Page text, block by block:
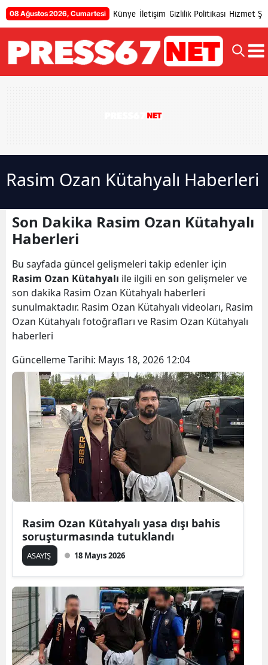
08 Ağustos 2026, Cumartesi Künye İletişim Gizlilik Politikası Hizmet
Rasim Ozan Kütahyalı Haberleri
Son Dakika Rasim Ozan Kütahyalı
Haberleri
Bu sayfada güncel gelişmeleri takip edenler için
Rasim Ozan Kütahyalı ile ilgili en son gelişmeler ve
son dakika Rasim Ozan Kütahyalı haberleri
sunulmaktadır. Rasim Ozan Kütahyalı videoları, Rasim
Ozan Kütahyalı fotoğrafları ve Rasim Ozan Kütahyalı
haberleri
Güncelleme Tarihi: Mayıs 18, 2026 12:04
Rasim Ozan Kütahyalı yasa dışı bahis
soruşturmasında tutuklandı
ASAYİŞ 18 Mayıs 2026